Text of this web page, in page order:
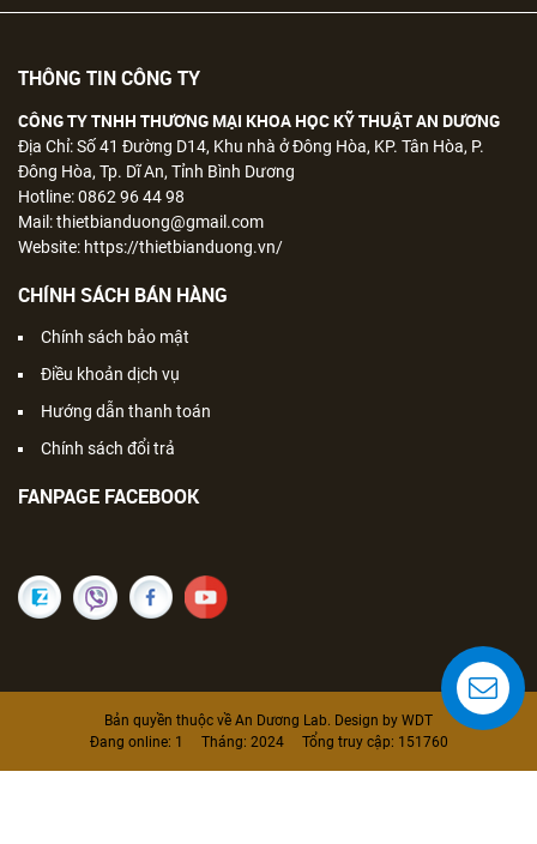
THÔNG TIN CÔNG TY
CÔNG TY TNHH THƯƠNG MẠI KHOA HỌC KỸ THUẬT AN DƯƠNG
Địa Chỉ: Số 41 Đường D14, Khu nhà ở Đông Hòa, KP. Tân Hòa, P.
Đông Hòa, Tp. Dĩ An, Tỉnh Bình Dương
Hotline: 0862 96 44 98
Mail: thietbianduong@gmail.com
Website: https://thietbianduong.vn/
CHÍNH SÁCH BÁN HÀNG
Chính sách bảo mật
Điều khoản dịch vụ
Hướng dẫn thanh toán
Chính sách đổi trả
FANPAGE FACEBOOK
Bản quyền thuộc về An Dương Lab. Design by WDT
Đang online: 1 Tháng: 2024Tổng truy cập: 151760